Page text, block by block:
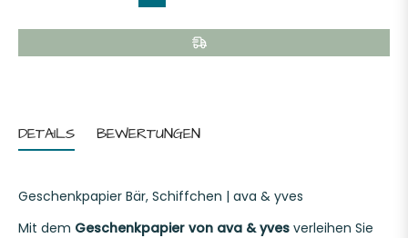
DETAILS BEWERTUNGEN
Geschenkpapier Bär, Schiffchen | ava & yves
Mit dem Geschenkpapier von ava & yves verleihen Sie